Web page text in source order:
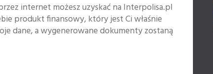
internet możesz uzyskać na Interpolisa.pl
produkt finansowy, który jest Ci właśnie
dane, a wygenerowane dokumenty zostaną